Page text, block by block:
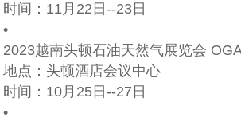
时间：11月22日--23日
•
2023越南头顿石油天然气展览会
地点：头顿酒店会议中心
时间：10月25日--27日
•